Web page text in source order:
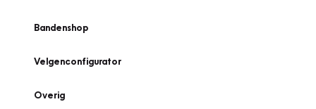
Bandenshop
Velgenconfigurator
Overig